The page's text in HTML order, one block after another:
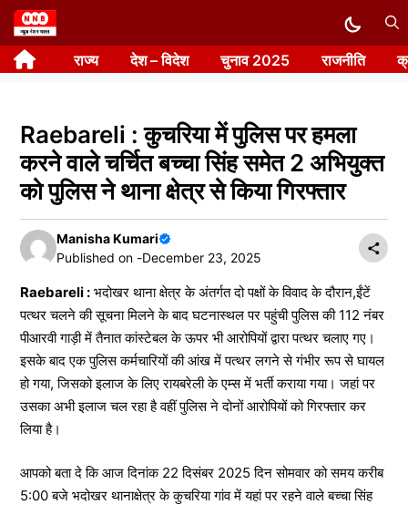
Skip
to
content राज्य देश – विदेश चुनाव 2025 राजनीति
Raebareli : कुचरिया में पुलिस पर हमला
करने वाले चर्चित बच्चा सिंह समेत 2 अभियुक्त
को पुलिस ने थाना क्षेत्र से किया गिरफ्तार
Manisha Kumari
Published on -December 23, 2025
Raebareli : भदोखर थाना क्षेत्र के अंतर्गत दो पक्षों के विवाद के दौरान,ईंटें
पत्थर चलने की सूचना मिलने के बाद घटनास्थल पर पहुंची पुलिस की 112 नंबर
पीआरवी गाड़ी में तैनात कांस्टेबल के ऊपर भी आरोपियों द्वारा पत्थर चलाए गए।
इसके बाद एक पुलिस कर्मचारियों की आंख में पत्थर लगने से गंभीर रूप से घायल
हो गया, जिसको इलाज के लिए रायबरेली के एम्स में भर्ती कराया गया। जहां पर
उसका अभी इलाज चल रहा है वहीं पुलिस ने दोनों आरोपियों को गिरफ्तार कर
लिया है।
आपको बता दे कि आज दिनांक 22 दिसंबर 2025 दिन सोमवार को समय करीब
5:00 बजे भदोखर थानाक्षेत्र के कुचरिया गांव में यहां पर रहने वाले बच्चा सिंह